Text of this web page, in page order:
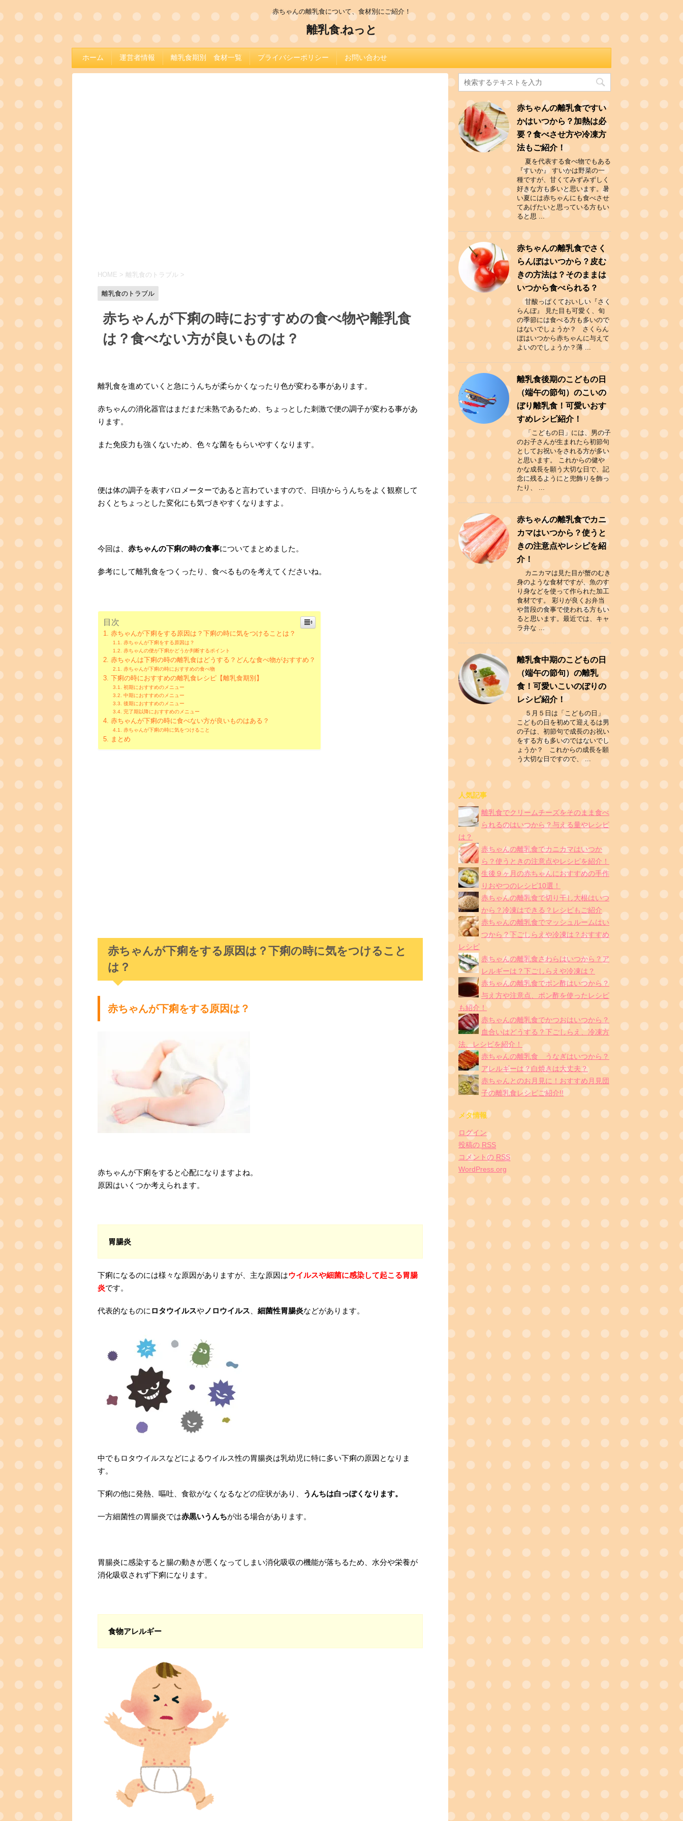
赤ちゃんの離乳食について、食材別にご紹介！
離乳食.ねっと
ホーム 運営者情報 離乳食期別 食材一覧 プライバシーポリシー お問い合わせ
HOME > 離乳食のトラブル >
離乳食のトラブル
赤ちゃんが下痢の時におすすめの食べ物や離乳食
は？食べない方が良いものは？
離乳食を進めていくと急にうんちが柔らかくなったり色が変わる事があります。
赤ちゃんの消化器官はまだまだ未熟であるため、ちょっとした刺激で便の調子が変わる事があ
ります。
また免疫力も強くないため、色々な菌をもらいやすくなります。
便は体の調子を表すバロメーターであると言わていますので、日頃からうんちをよく観察して
おくとちょっとした変化にも気づきやすくなりますよ。
今回は、 赤ちゃんの下痢の時の食事についてまとめました。
参考にして離乳食をつくったり、食べるものを考えてくださいね。
目次
赤ちゃんが下痢をする原因は？下痢の時に気をつけることは？
赤ちゃんが下痢をする原因は？
赤ちゃんの便が下痢かどうか判断するポイント
赤ちゃんは下痢の時の離乳食はどうする？どんな食べ物がおすすめ？
赤ちゃんが下痢の時におすすめの食べ物
下痢の時におすすめの離乳食レシピ【離乳食期別】
初期におすすめのメニュー
中期におすすめのメニュー
後期におすすめのメニュー
完了期以降におすすめのメニュー
赤ちゃんが下痢の時に食べない方が良いものはある？
赤ちゃんが下痢の時に気をつけること
まとめ
赤ちゃんが下痢をする原因は？下痢の時に気をつけること
は？
赤ちゃんが下痢をする原因は？
赤ちゃんが下痢をすると心配になりますよね。
原因はいくつか考えられます。
胃腸炎
下痢になるのには様々な原因がありますが、主な原因はウイルスや細菌に感染して起こる胃腸
炎です。
代表的なものに ロタウイルスや ノロウイルス 細菌性胃腸炎などがあります。
中でもロタウイルスなどによるウイルス性の胃腸炎は乳幼児に特に多い下痢の原因となりま
す。
下痢の他に発熱、嘔吐、食欲がなくなるなどの症状があり、 うんちは白っぽくなります。
一方細菌性の胃腸炎では赤黒いうんちが出る場合があります。
胃腸炎に感染すると腸の動きが悪くなってしまい消化吸収の機能が落ちるため、水分や栄養が
消化吸収されず下痢になります。
食物アレルギー
赤ちゃんの離乳食ですい
かはいつから？加熱は必
要？食べさせ方や冷凍方
法もご紹介！
夏を代表する食べ物でもある
『すいか』 すいかは野菜の一
種ですが、甘くてみずみずしく
好きな方も多いと思います。暑
い夏には赤ちゃんにも食べさせ
てあげたいと思っている方もい
ると思 ...
赤ちゃんの離乳食でさく
らんぼはいつから？皮む
きの方法は？そのままは
いつから食べられる？
甘酸っぱくておいしい『さく
らんぼ』 見た目も可愛く、旬
の季節には食べる方も多いので
はないでしょうか？ さくらん
ぼはいつから赤ちゃんに与えて
よいのでしょうか？薄 ...
離乳食後期のこどもの日
（端午の節句）のこいの
ぼり離乳食！可愛いおす
すめレシピ紹介！
「こどもの日」には、男の子
のお子さんが生まれたら初節句
としてお祝いをされる方が多い
と思います。 これからの健や
かな成長を願う大切な日で、記
念に残るようにと兜飾りを飾っ
たり、 ...
赤ちゃんの離乳食でカニ
カマはいつから？使うと
きの注意点やレシピを紹
介！
カニカマは見た目が蟹のむき
身のような食材ですが、魚のす
り身などを使って作られた加工
食材です。 彩りが良くお弁当
や普段の食事で使われる方もい
ると思います。最近では、キャ
ラ弁な ...
離乳食中期のこどもの日
（端午の節句）の離乳
食！可愛いこいのぼりの
レシピ紹介！
５月５日は「こどもの日」
こどもの日を初めて迎えるは男
の子は、初節句で成長のお祝い
をする方も多いのではないでし
ょうか？ これからの成長を願
う大切な日ですので、 ...
人気記事
離乳食でクリームチーズをそのまま食べ
られるのはいつから？与える量やレシピ
は？
赤ちゃんの離乳食でカニカマはいつか
ら？使うときの注意点やレシピを紹介！
生後９ヶ月の赤ちゃんにおすすめの手作
りおやつのレシピ10選！
赤ちゃんの離乳食で切り干し大根はいつ
から？冷凍はできる？レシピもご紹介
赤ちゃんの離乳食でマッシュルームはい
つから？下ごしらえや冷凍は？おすすめ
レシピ
赤ちゃんの離乳食さわらはいつから？ア
レルギーは？下ごしらえや冷凍は？
赤ちゃんの離乳食でポン酢はいつから？
与え方や注意点、ポン酢を使ったレシピ
も紹介！
赤ちゃんの離乳食でかつおはいつから？
血合いはどうする？下ごしらえ、冷凍方
法、レシピを紹介！
赤ちゃんの離乳食 うなぎはいつから？
アレルギーは？白焼きは大丈夫？
赤ちゃんとのお月見に！おすすめ月見団
子の離乳食レシピご紹介!!
メタ情報
ログイン
投稿の RSS
コメントの RSS
WordPress.org